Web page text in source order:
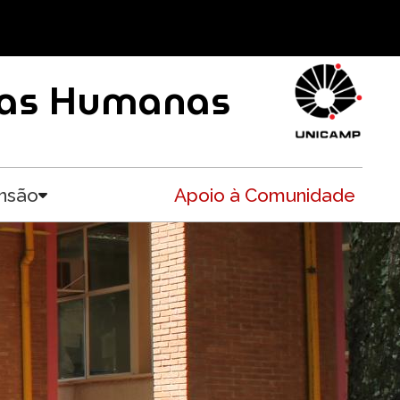
Humanas
Apoio à Comunidade